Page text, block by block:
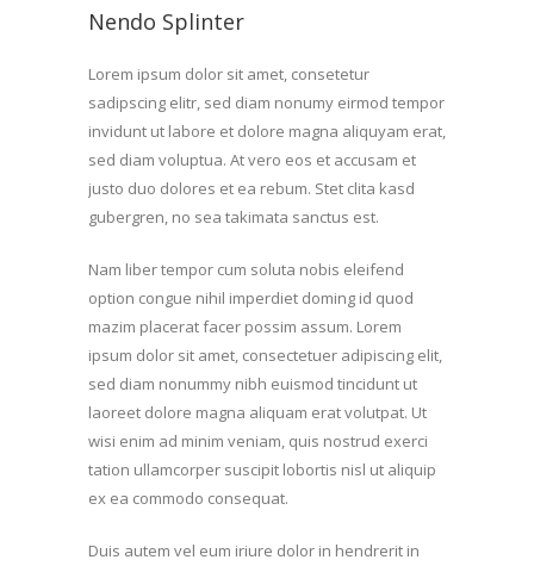
Nendo Splinter
Lorem ipsum dolor sit amet, consetetur
sadipscing elitr, sed diam nonumy eirmod tempor
invidunt ut labore et dolore magna aliquyam erat,
sed diam voluptua. At vero eos et accusam et
justo duo dolores et ea rebum. Stet clita kasd
gubergren, no sea takimata sanctus est.
Nam liber tempor cum soluta nobis eleifend
option congue nihil imperdiet doming id quod
mazim placerat facer possim assum. Lorem
ipsum dolor sit amet, consectetuer adipiscing elit,
sed diam nonummy nibh euismod tincidunt ut
laoreet dolore magna aliquam erat volutpat. Ut
wisi enim ad minim veniam, quis nostrud exerci
tation ullamcorper suscipit lobortis nisl ut aliquip
ex ea commodo consequat.
Duis autem vel eum iriure dolor in hendrerit in